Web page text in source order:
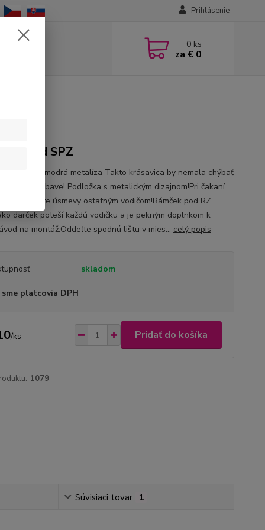
Prihlásenie
0 ks
za € 0
pod SPZ
pod ŠPZ modrá metalíza Takto krásavica by nemala chýbať
povinnej výbave! Podložka s metalickým dizajnom!Pri čakaní
rozžiarte úsmevy ostatným vodičom!Rámček pod RZ
darček poteší každú vodičku a je pekným doplnkom k
na montáž:Oddeľte spodnú lištu v mies... celý popis
skladom
sme platcovia DPH
/ks Pridať do košíka
1079
Súvisiaci tovar 1